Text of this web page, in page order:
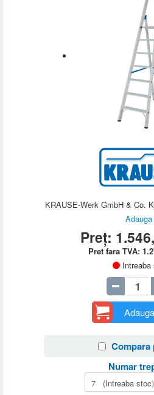
KRAUSE-Werk GmbH & Co.
Adauga
Preț:
Pret fara TVA:
Intreaba
Compara
Numar